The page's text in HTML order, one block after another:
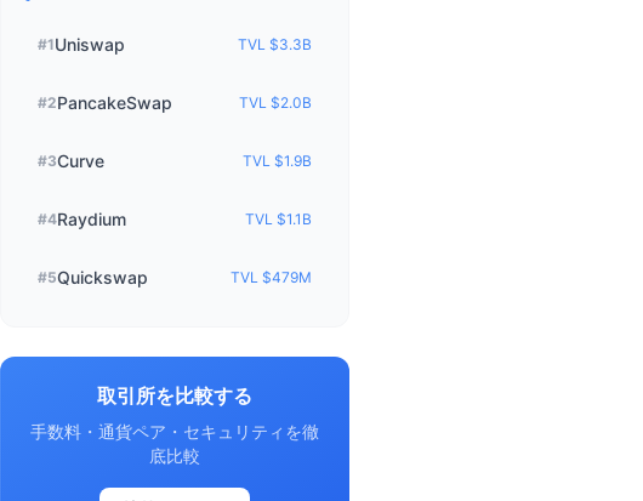
#1Uniswap TVL $3.3B
#2PancakeSwap TVL $2.0B
#3Curve TVL $1.9B
#4Raydium TVL $1.1B
#5Quickswap TVL $479M
取引所を比較する
手数料・通貨ペア・セキュリティを徹
底比較